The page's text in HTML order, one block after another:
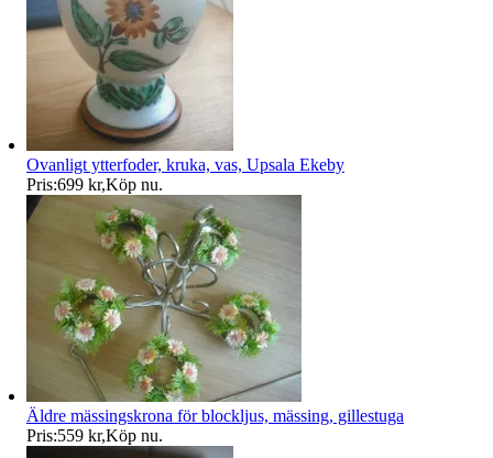
Ovanligt ytterfoder, kruka, vas, Upsala Ekeby
Pris:699 kr,Köp nu.
Äldre mässingskrona för blockljus, mässing, gillestuga
Pris:559 kr,Köp nu.